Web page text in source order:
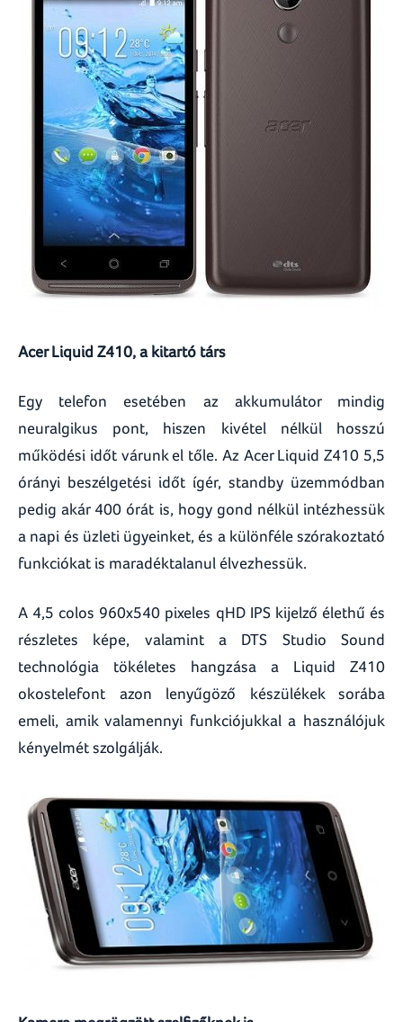
Acer Liquid Z410, a kitartó társ
Egy telefon esetében az akkumulátor mindig
neuralgikus pont, hiszen kivétel nélkül hosszú
működési időt várunk el tőle. Az Acer Liquid Z410 5,5
órányi beszélgetési időt ígér, standby üzemmódban
pedig akár 400 órát is, hogy gond nélkül intézhessük
a napi és üzleti ügyeinket, és a különféle szórakoztató
funkciókat is maradéktalanul élvezhessük.
A 4,5 colos 960x540 pixeles qHD IPS kijelző élethű és
részletes képe, valamint a DTS Studio Sound
technológia tökéletes hangzása a Liquid Z410
okostelefont azon lenyűgöző készülékek sorába
emeli, amik valamennyi funkciójukkal a használójuk
kényelmét szolgálják.